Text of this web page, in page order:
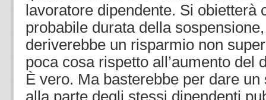
lavoratore dipendente. Si obietterà
probabile durata della
deriverebbe un risparmio non
poca cosa rispetto all’aumento del
È vero. Ma basterebbe per dare
alla parte degli stessi dipendenti